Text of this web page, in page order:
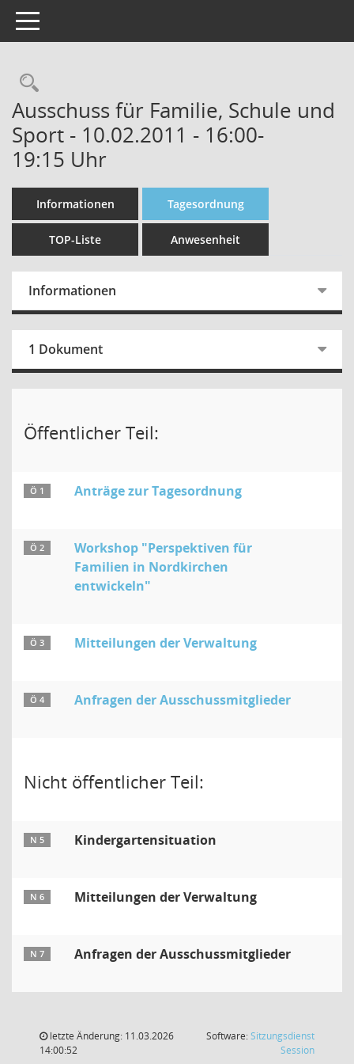
Toggle navigation
Rechercheauswahl
Ausschuss für Familie, Schule und
Sport - 10.02.2011 - 16:00-
19:15 Uhr
Informationen Tagesordnung
TOP-Liste Anwesenheit
Informationen
1 Dokument
Öffentlicher Teil:
Ö 1 Anträge zur Tagesordnung
Ö 2
Workshop "Perspektiven für
Familien in Nordkirchen
entwickeln"
Ö 3 Mitteilungen der Verwaltung
Ö 4 Anfragen der Ausschussmitglieder
Nicht öffentlicher Teil:
N 5 Kindergartensituation
N 6 Mitteilungen der Verwaltung
N 7 Anfragen der Ausschussmitglieder
letzte Änderung: 11.03.2026
14:00:52
Software:Sitzungsdienst
Session(Wird in